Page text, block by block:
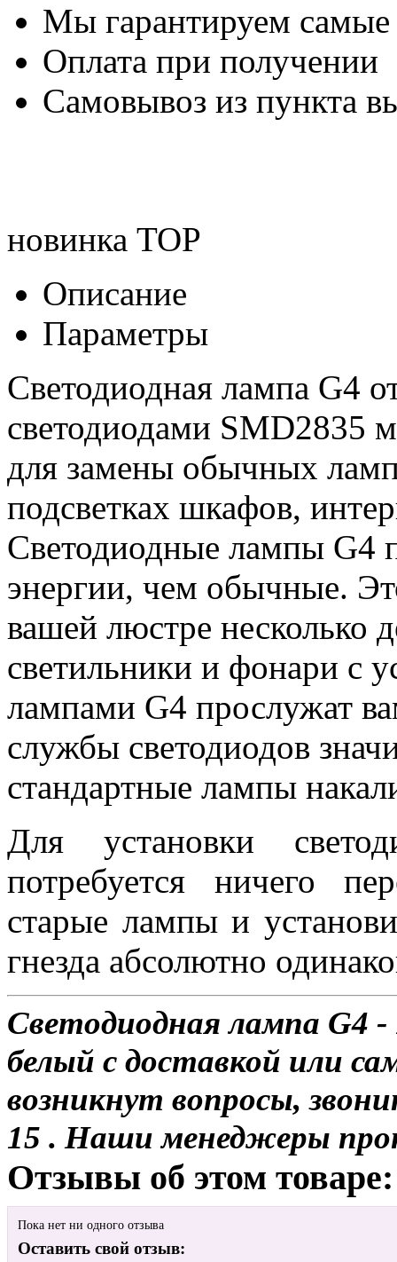
Мы гарантируем
Оплата при получении
Самовывоз из пункта
новинка TOP
Описание
Параметры
Светодиодная лампа G4
светодиодами SMD2835
для замены обычных
подсветках шкафов,
Светодиодные лампы G4
энергии, чем обычные.
вашей люстре несколько
светильники и фонари с
лампами G4 прослужат
службы светодиодов
стандартные лампы
Для установки
потребуется ничего
старые лампы и
гнезда абсолютно
Светодиодная лампа G4
белый с доставкой или
возникнут вопросы,
15 . Наши менеджеры
Отзывы об этом товаре:
Пока нет ни одного отзыва
Оставить свой отзыв: